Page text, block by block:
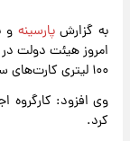
به گزارشپارسینه و
۱۰۰ لیتری کارت‌های سوخت تغییری نخواهد کرد.
وی افزود: کارگروه
کرد.